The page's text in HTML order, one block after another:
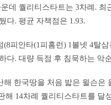
데 퀄리티스타트는 3차례. 최
다. 평균 자책점은 1.93.
피안타(1피홈런) 1볼넷 4탈
다. 대량 득점 후 침묵하는 악
한국땅을 처음 밟은 윌슨은
해 14차례 퀄리티스타트를 달